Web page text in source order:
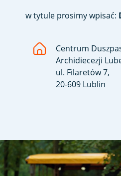
w tytule prosimy wpisać:
Centrum
Archidiecezji
ul. Filaretów 7,
20-609 Lublin